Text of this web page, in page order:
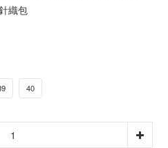
織包
40